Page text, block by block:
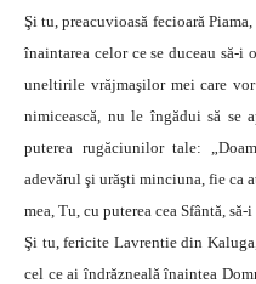
Şi tu, preacuvioasă fecioară
înaintarea celor ce se duceau să-i
uneltirile vrăjmaşilor mei care
nimicească, nu le îngădui să se
puterea rugăciunilor tale:
adevărul şi urăşti minciuna, fie ca
mea, Tu, cu puterea cea Sfântă,
Şi tu, fericite Lavrentie din
cel ce ai îndrăzneală înaintea